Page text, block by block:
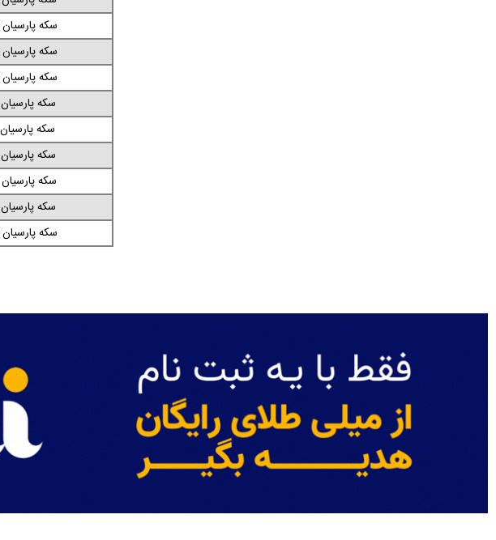
سکه پارسیان ۰/۷۰۰
سکه پارسیان ۰/۸۰۰
سکه پارسیان ۰/۹۰۰
سکه پارسیان ۱/۰۰۰
سکه پارسیان ۱/۱۰۰
سکه پارسیان ۱/۲۰۰
سکه پارسیان ۱/۳۰۰
سکه پارسیان ۱/۴۰۰
سکه پارسیان ۱/۵۰۰